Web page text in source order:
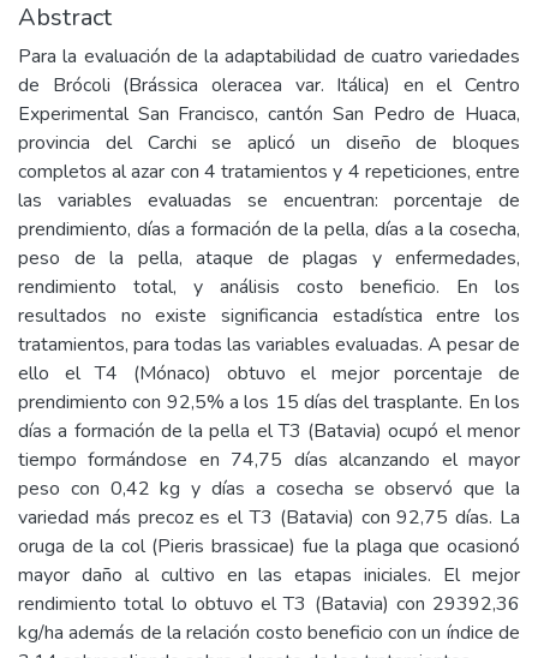
Abstract
Para la evaluación de la adaptabilidad de cuatro variedades
de Brócoli (Brássica oleracea var. Itálica) en el Centro
Experimental San Francisco, cantón San Pedro de Huaca,
provincia del Carchi se aplicó un diseño de bloques
completos al azar con 4 tratamientos y 4 repeticiones, entre
las variables evaluadas se encuentran: porcentaje de
prendimiento, días a formación de la pella, días a la cosecha,
peso de la pella, ataque de plagas y enfermedades,
rendimiento total, y análisis costo beneficio. En los
resultados no existe significancia estadística entre los
tratamientos, para todas las variables evaluadas. A pesar de
ello el T4 (Mónaco) obtuvo el mejor porcentaje de
prendimiento con 92,5% a los 15 días del trasplante. En los
días a formación de la pella el T3 (Batavia) ocupó el menor
tiempo formándose en 74,75 días alcanzando el mayor
peso con 0,42 kg y días a cosecha se observó que la
variedad más precoz es el T3 (Batavia) con 92,75 días. La
oruga de la col (Pieris brassicae) fue la plaga que ocasionó
mayor daño al cultivo en las etapas iniciales. El mejor
rendimiento total lo obtuvo el T3 (Batavia) con 29392,36
kg/ha además de la relación costo beneficio con un índice de